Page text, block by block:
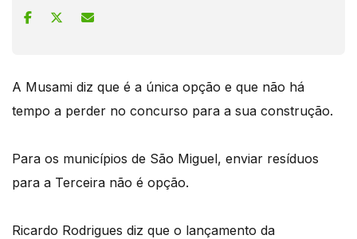
A Musami diz que é a única opção e que não há
tempo a perder no concurso para a sua construção.
Para os municípios de São Miguel, enviar resíduos
para a Terceira não é opção.
Ricardo Rodrigues diz que o lançamento da